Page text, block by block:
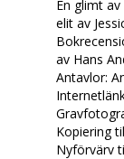
En glimt
elit av
av Hans
Antavlor:
Kopiering
Nyförvärv